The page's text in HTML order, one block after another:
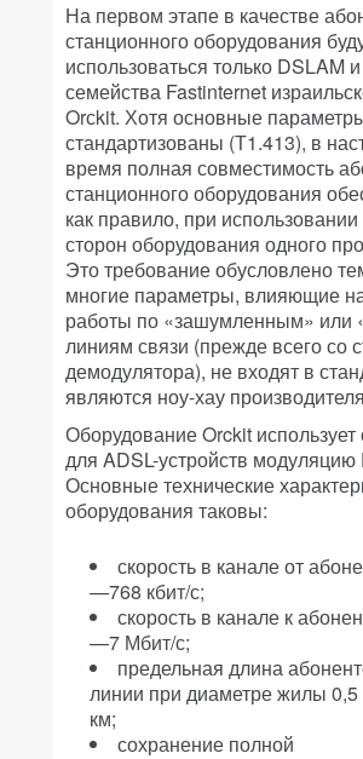
На первом этапе в качестве
станционного оборудования
использоваться только DSLAM
семейства Fastinternet
Orсkit. Хотя основные
стандартизованы (Т1.413), в
время полная совместимость
станционного оборудования
как правило, при
сторон оборудования одного
Это требование обусловлено
многие параметры, влияющие
работы по «зашумленным» или
линиям связи (прежде всего со
демодулятора), не входят в
являются ноу-хау
Оборудование Orckit
для ADSL-устройств модуляцию
Основные технические
оборудования таковы:
скорость в канале от
—768 кбит/с;
скорость в канале к
—7 Мбит/с;
предельная длина
линии при диаметре жилы
км;
сохранение полной